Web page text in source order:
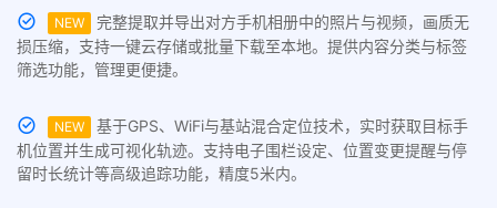
NEW
完整提取并导出对方手机相册中的照片与视频，画质无
损压缩，支持一键云存储或批量下载至本地。提供内容分类与标签
筛选功能，管理更便捷。
NEW
基于GPS、WiFi与基站混合定位技术，实时获取目标手
机位置并生成可视化轨迹。支持电子围栏设定、位置变更提醒与停
留时长统计等高级追踪功能，精度5米内。